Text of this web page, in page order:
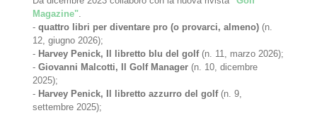
Magazine"
-quattro libri per diventare pro (o provarci, almeno) (n.
12, giugno 2026);
- Harvey Penick, Il libretto blu del golf(n. 11, marzo 2026);
-Giovanni Malcotti, Il Golf Manager (n. 10, dicembre
2025);
- Harvey Penick, Il libretto azzurro del golf(n. 9,
settembre 2025);